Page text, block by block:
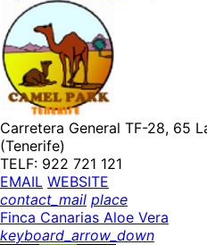
Carretera General TF-28, 65
(Tenerife)
TELF: 922 721 121
EMAIL WEBSITE
contact_mail place
Finca Canarias Aloe Vera
keyboard_arrow_down